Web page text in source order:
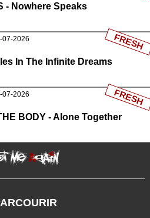
- Nowhere Speaks
07-2026
In The Infinite Dreams
FRESH
07-2026
BODY - Alone Together
FRESH